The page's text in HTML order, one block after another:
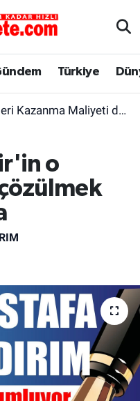
Türkiye
Maliyeti de Yükseliyor
o
Fikstür